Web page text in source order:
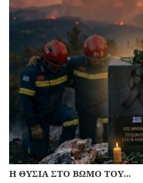
Η ΘΥΣΊΑ ΣΤΟ ΒΩΜΌ ΤΟΥ…